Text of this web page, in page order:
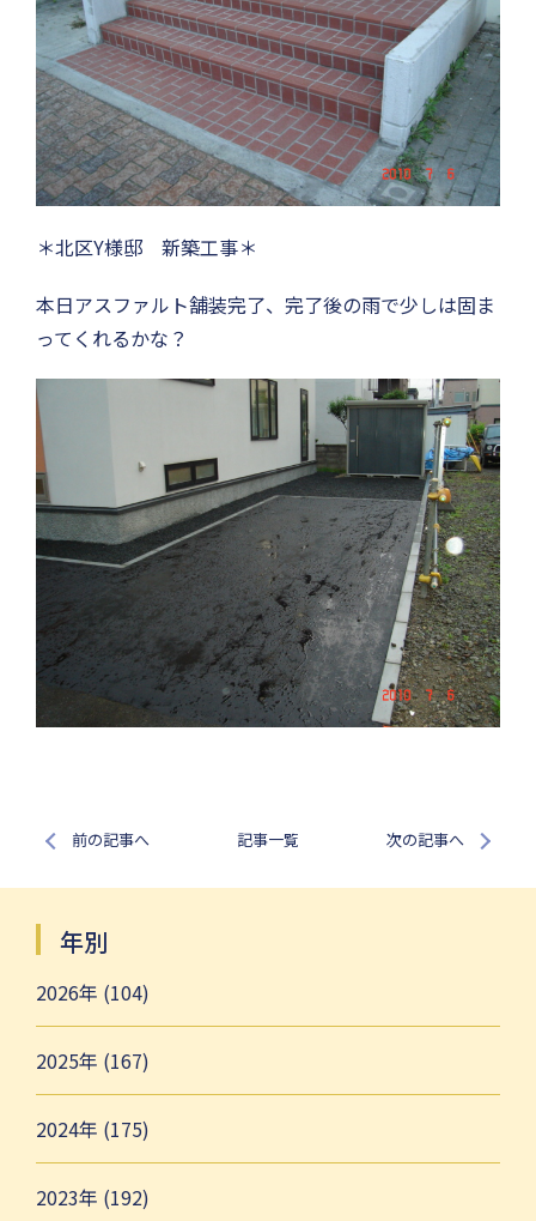
＊北区Y様邸 新築工事＊
本日アスファルト舗装完了、完了後の雨で少しは固ま
ってくれるかな？
前の記事へ 記事一覧 次の記事へ
年別
2026年 (104)
2025年 (167)
2024年 (175)
2023年 (192)